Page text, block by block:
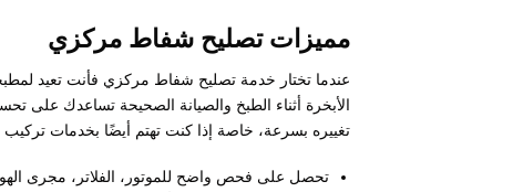
مميزات تصليح شفاط مركزي
عندما تختار خدمة تصليح شفاط مركزي فأنت تعيد
الأبخرة أثناء الطبخ والصيانة الصحيحة تساعدك على
تغييره بسرعة، خاصة إذا كنت تهتم أيضًا بخدمات
تحصل على فحص واضح للموتور، الفلاتر، مجرى